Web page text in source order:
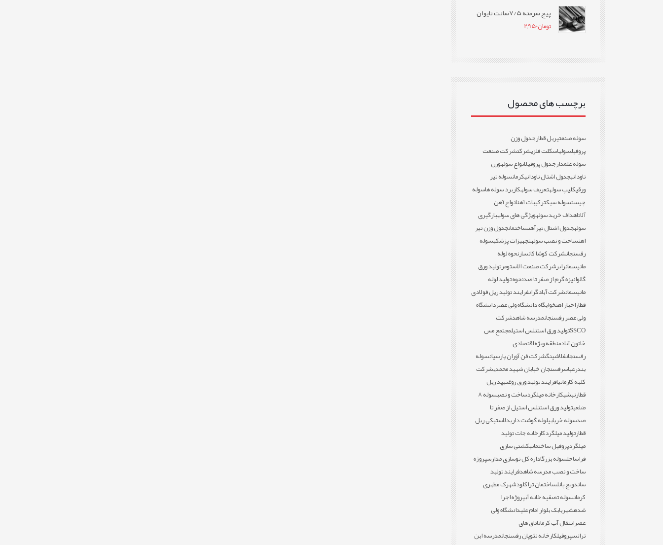
پیچ سرمته 7/5سانت تایوان
تومان2,950
برچسب های محصول
سوله صنعتیریل قطارجدول وزن
پروفیلسولهاسکلت فلزیشرکتشرکت صنعت
سوله علمدارجدول پروفیلانواع سولهوزن
ناودانیجدول اشتال ناودانیکرمانسوله تیر
ورقیکلیپ سولهتعریف سولهکاربرد سوله هاسوله
چیستسوله سبکترکیبات آهنانواع آهن
آلاتاهداف خرید سولهویژگی های سولهبارگیری
سولهجدول اشتال تیرآهنساختمانجدول وزن تیر
اهنساخت و نصب سولهتجهیزات پزشکیسوله
رفسنجانشرکت کوشا کانسارنحوه لوله
مانیسمانرابرشرکت صنعت الاستومرتولید ورق
گالوانیزه گرم از صفر تا صدنحوه تولید لوله
مانیسمانشرکت آبادگرانفرایند تولید ریل فولادی
قطاراخبار اهنخوابگاه دانشگاه ولی عصردانشگاه
ولی عصر رفسنجانمدرسه شاهدشرکت
SSCOتولید ورق استنلس استیلمجتمع مس
خاتون آبادمنطقه ویژه اقتصادی
رفسنجانفلاشینگشرکت فن آوران پارسیانسوله
بندرعباسرفسنجان خیابان شهید محمدیشرکت
کلبه کارمانیافرایند تولید ورق روغنیپد ریل
قطارنبشیکارخانه میلگردساخت و نصب
سوله 8
ضلعیتولید ورق استنلس استیل از صفر تا
صدسوله خرپاییلوله گوشت دارپدلاستیکی ریل
قطارتولید میلگردکارخانه جات تولید
میلگردپروفیل ساختمانیکشتی سازی
فراساحلسوله بزرگاداره کل نوسازی مدارسپروژه
ساخت و نصب مدرسه شاهدفرایند تولید
ساندویچ پانلساختمان تراکلودشهرک مطهری
کرمانسوله تصفیه خانه آبپروژه اجرا
شدهشهربابک بلوار امام علیدانشگاه ولی
عصرانتقال آب کرماناتاق های
ترانسپروفیلکارخانه نئوپان رفسنجانمدرسه ابن